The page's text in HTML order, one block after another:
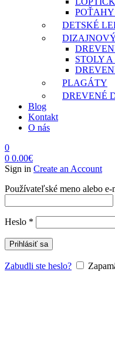
DETSKÉ
STOLY
PLAGÁTY
DREVENÉ
Blog
Kontakt
O nás
0
0 0.00€
Sign in Create an Account
Používateľské meno alebo e-
Heslo *
Prihlásiť sa
Zabudli ste heslo?